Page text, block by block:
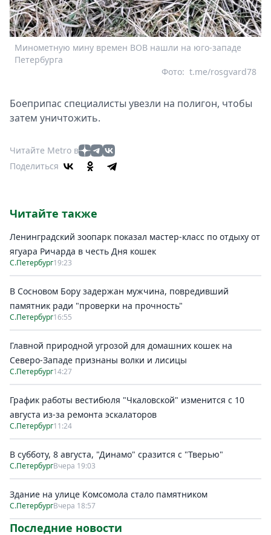
Минометную мину времен ВОВ нашли на юго-западе
Петербурга
t.me/rosgvard78
Фото:
Боеприпас специалисты увезли на полигон, чтобы
затем уничтожить.
Читайте Metro в
Поделиться
Читайте также
Ленинградский зоопарк показал мастер-класс по отдыху от
ягуара Ричарда в честь Дня кошек
С.Петербург19:23
В Сосновом Бору задержан мужчина, повредивший
памятник ради "проверки на прочность"
С.Петербург16:55
Главной природной угрозой для домашних кошек на
Северо-Западе признаны волки и лисицы
С.Петербург14:27
График работы вестибюля "Чкаловской" изменится с 10
августа из-за ремонта эскалаторов
С.Петербург11:24
В субботу, 8 августа, "Динамо" сразится с "Тверью"
С.ПетербургВчера 19:03
Здание на улице Комсомола стало памятником
С.ПетербургВчера 18:57
Последние новости